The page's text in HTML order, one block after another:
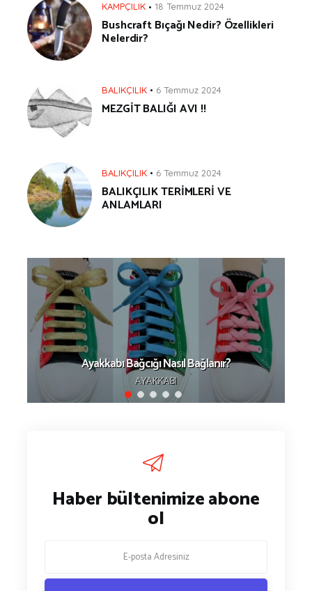
KAMPÇILIK 18 Temmuz 2024
Bushcraft Bıçağı Nedir? Özellikleri
Nelerdir?
BALIKÇILIK 6 Temmuz 2024
MEZGİT BALIĞI AVI !!
BALIKÇILIK 6 Temmuz 2024
BALIKÇILIK TERİMLERİ VE
ANLAMLARI
Ayakkabı Bağcığı Nasıl Bağlanır?
AYAKKABI
Haber bültenimize abone
ol